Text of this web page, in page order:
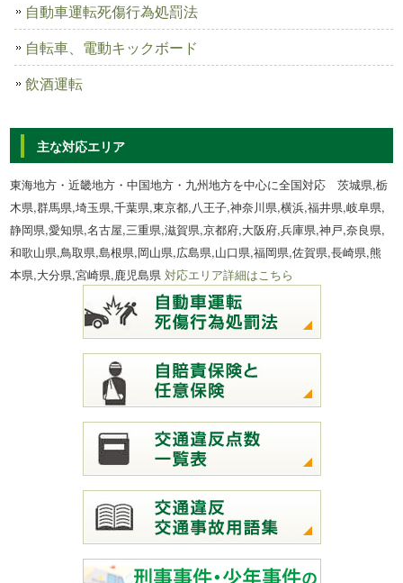
自動車運転死傷行為処罰法
自転車、電動キックボード
飲酒運転
主な対応エリア
東海地方・近畿地方・中国地方・九州地方を中心に全国対応 茨城県,栃
木県,群馬県,埼玉県,千葉県,東京都,八王子,神奈川県,横浜,福井県,岐阜県,
静岡県,愛知県,名古屋,三重県,滋賀県,京都府,大阪府,兵庫県,神戸,奈良県,
和歌山県,鳥取県,島根県,岡山県,広島県,山口県,福岡県,佐賀県,長崎県,熊
本県,大分県,宮崎県,鹿児島県対応エリア詳細はこちら